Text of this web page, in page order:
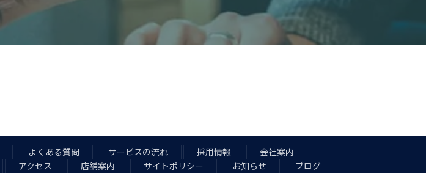
よくある質問 サービスの流れ 採用情報
会社案内
アクセス 店舗案内 サイトポリシー お知らせ
ブログ